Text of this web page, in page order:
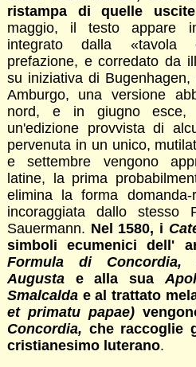
ristampa di quelle
maggio, il testo appare
integrato dalla «tavola
prefazione, e corredato da
su iniziativa di
Amburgo, una versione
nord, e in giugno esce,
un'edizione provvista di
pervenuta in un unico,
e settembre vengono
latine, la prima
elimina la forma
incoraggiata dallo stesso
Sauermann. Nel 1580, i
simboli ecumenici dell'
Formula di Concordia,
Augusta
e alla sua
Smalcalda e al trattato
et primatu papae)
Concordia, che raccoglie
cristianesimo luterano.